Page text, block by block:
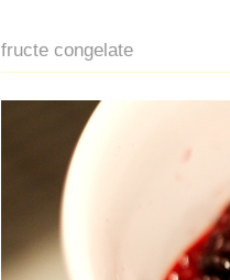
fructe congelate